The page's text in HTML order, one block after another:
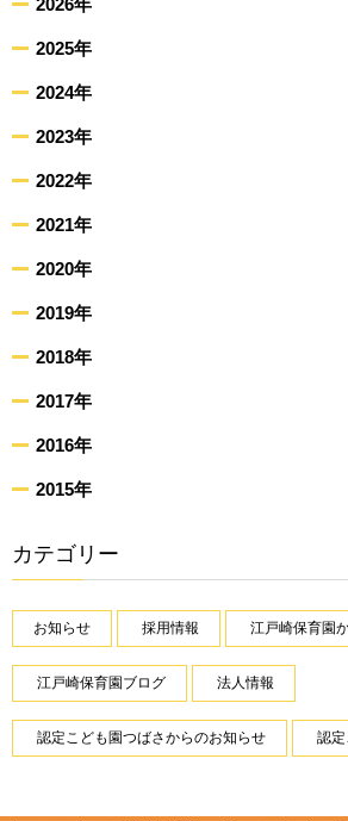
2026年
2025年
2024年
2023年
2022年
2021年
2020年
2019年
2018年
2017年
2016年
2015年
カテゴリー
お知らせ 採用情報 江戸崎保育園
江戸崎保育園ブログ 法人情報
認定こども園つばさからのお知らせ 認